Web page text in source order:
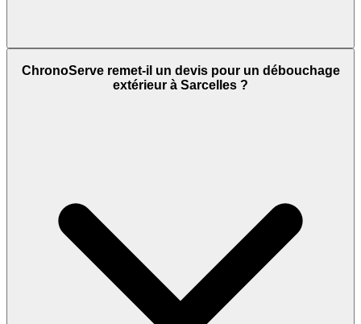
ChronoServe remet-il un devis pour un débouchage
extérieur à Sarcelles ?